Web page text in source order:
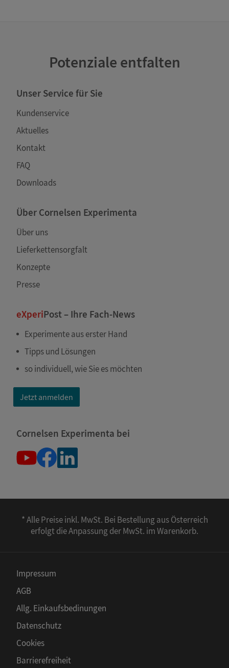
Potenziale entfalten
Unser Service für Sie
Kundenservice
Aktuelles
Kontakt
FAQ
Downloads
Über Cornelsen Experimenta
Über uns
Lieferkettensorgfalt
Konzepte
Presse
eXperiPost – Ihre Fach-News
Experimente aus erster Hand
Tipps und Lösungen
so individuell, wie Sie es möchten
Jetzt anmelden
Cornelsen Experimenta bei
* Alle Preise inkl. MwSt. Bei Bestellung aus Österreich
erfolgt die Anpassung der MwSt. im Warenkorb.
Impressum
AGB
Allg. Einkaufsbedinungen
Datenschutz
Cookies
Barrierefreiheit